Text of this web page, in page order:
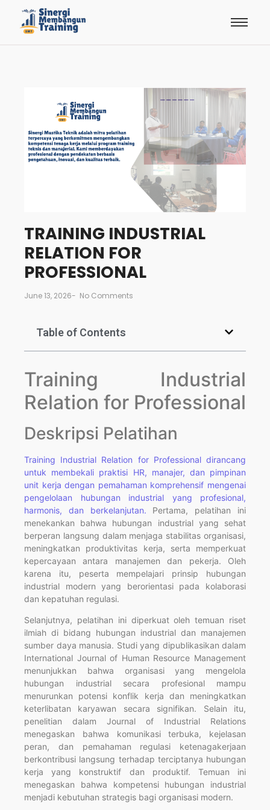
TRAINING INDUSTRIAL
RELATION FOR
PROFESSIONAL
June 13, 2026- No Comments
Table of Contents
Training Industrial
Relation for Professional
Deskripsi Pelatihan
Training Industrial Relation for Professional dirancang
untuk membekali praktisi HR, manajer, dan pimpinan
unit kerja dengan pemahaman komprehensif mengenai
pengelolaan hubungan industrial yang profesional,
harmonis, dan berkelanjutan. Pertama, pelatihan ini
menekankan bahwa hubungan industrial yang sehat
berperan langsung dalam menjaga stabilitas organisasi,
meningkatkan produktivitas kerja, serta memperkuat
kepercayaan antara manajemen dan pekerja. Oleh
karena itu, peserta mempelajari prinsip hubungan
industrial modern yang berorientasi pada kolaborasi
dan kepatuhan regulasi.
Selanjutnya, pelatihan ini diperkuat oleh temuan riset
ilmiah di bidang hubungan industrial dan manajemen
sumber daya manusia. Studi yang dipublikasikan dalam
International Journal of Human Resource Management
menunjukkan bahwa organisasi yang mengelola
hubungan industrial secara profesional mampu
menurunkan potensi konflik kerja dan meningkatkan
keterlibatan karyawan secara signifikan. Selain itu,
penelitian dalam Journal of Industrial Relations
menegaskan bahwa komunikasi terbuka, kejelasan
peran, dan pemahaman regulasi ketenagakerjaan
berkontribusi langsung terhadap terciptanya hubungan
kerja yang konstruktif dan produktif. Temuan ini
menegaskan bahwa kompetensi hubungan industrial
menjadi kebutuhan strategis bagi organisasi modern.